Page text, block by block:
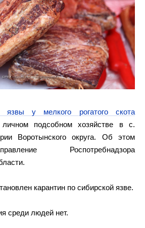
язвы у мелкого рогатого скота
личном подсобном хозяйстве в с.
Воротынского округа. Об этом
Роспотребнадзора
карантин по сибирской язве.
среди людей нет.